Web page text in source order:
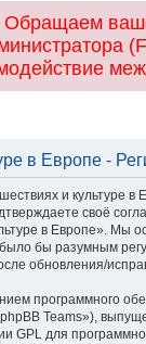
Обращаем
в Европе -
и культуре
своё
в Европе». Мы
бы разумным
обновления/
программного
Teams»),
GPL для